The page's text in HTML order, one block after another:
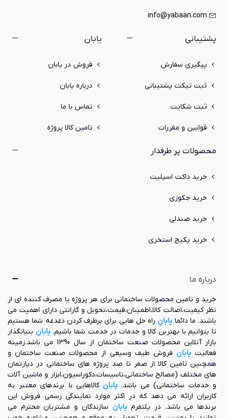
info@yabaan.com
پشتیبانی
پیگیری سفارش
ثبت تیکت پشتیبانی
ثبت شکایت
قوانین و مقررات
یابان
فروش در یابان
درباره یابان
تماس با ما
تامین کالا پروژه
محصولات پر طرفدار
خرید داکت اسپلیت
خرید جکوزی
خرید صندلی
خرید پکیج استخری
درباره ما
خرید و تامین محصولات ساختمانی برای هر پروژه یا مصرف کننده ای از
نظر کیفیت،اصالت کالا،اطمینان،قیمت،تحویل و گارانتی دارای اهمیت می
باشند. ما دائما یابانِ راه حل هایی برای برطرف کردن دغدغه شما هستیم
تا بتوانیم با بهترین کالا و خدمات در خدمت شما باشیم.یابان بنیانگذار
بازار آنلاین محصولات صنعت ساختمان از سال 1390 می باشد.زمینه
فعالیتیابان فروش طیف وسیعی از محصولات صنعت ساختمان و
همچنین تامین کالا از صفر تا صد پروژه های ساختمانی در دپارتمان
های مختلف (مصالح ساختمانی،تاسیسات،دکوراسیون،ابزار و ماشین آلات
و خدمات ساختمانی) می باشد.یابان کالاهایی با برندهای معتبر به
کاربران ارائه می دهد که در اکثر موارد نمایندگی رسمی فروش این
برندها می باشد. در پلتفرمیابان سازندگان و مشتریان محترم می